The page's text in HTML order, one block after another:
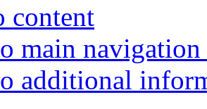
content
main
additional